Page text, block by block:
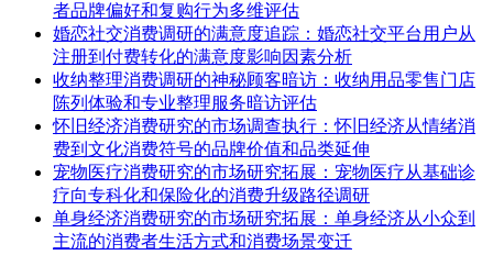
者品牌偏好和复购行为多维评估
婚恋社交消费调研的满意度追踪：婚恋社交平台用户从
注册到付费转化的满意度影响因素分析
收纳整理消费调研的神秘顾客暗访：收纳用品零售门店
陈列体验和专业整理服务暗访评估
怀旧经济消费研究的市场调查执行：怀旧经济从情绪消
费到文化消费符号的品牌价值和品类延伸
宠物医疗消费研究的市场研究拓展：宠物医疗从基础诊
疗向专科化和保险化的消费升级路径调研
单身经济消费研究的市场研究拓展：单身经济从小众到
主流的消费者生活方式和消费场景变迁